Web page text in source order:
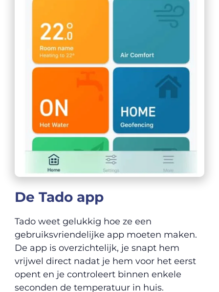
De Tado app
Tado weet gelukkig hoe ze een
gebruiksvriendelijke app moeten maken.
De app is overzichtelijk, je snapt hem
vrijwel direct nadat je hem voor het eerst
opent en je controleert binnen enkele
seconden de temperatuur in huis.